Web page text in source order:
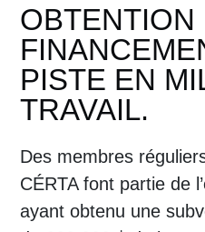
OBTENTION
PISTE EN
TRAVAIL.
Des membres
CÉRTA font partie de
ayant obtenu une